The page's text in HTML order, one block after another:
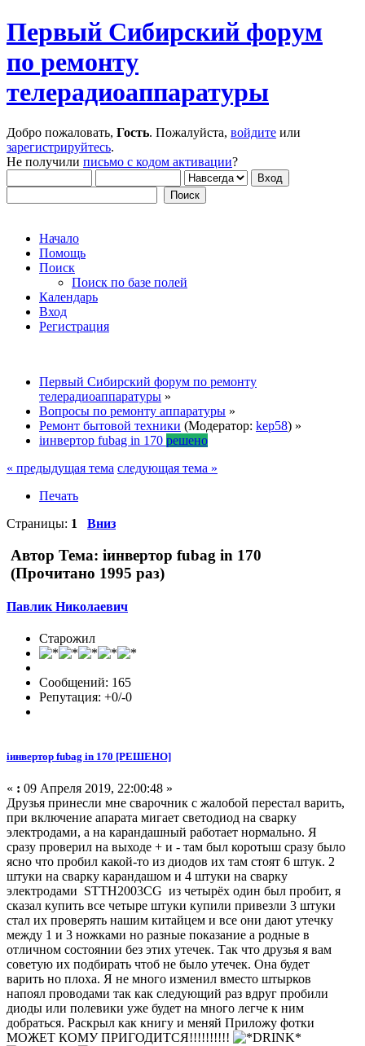
Первый Сибирский форум
по ремонту
телерадиоаппаратуры
Добро пожаловать, Гость. Пожалуйста, войдите или
зарегистрируйтесь.
Не получили письмо с кодом активации?
Начало
Помощь
Поиск
Поиск по базе полей
Календарь
Вход
Регистрация
Первый Сибирский форум по ремонту
телерадиоаппаратуры »
Вопросы по ремонту аппаратуры »
Ремонт бытовой техники (Модератор: kep58) »
iинвертор fubag in 170 решено
« предыдущая тема следующая тема »
Печать
Страницы: 1 Вниз
Автор Тема: iинвертор fubag in 170
(Прочитано 1995 раз)
Павлик Николаевич
Старожил
Сообщений: 165
Репутация: +0/-0
iинвертор fubag in 170 [РЕШЕНО]
« : 09 Апреля 2019, 22:00:48 »
Друзья принесли мне сварочник с жалобой перестал варить,
при включение апарата мигает светодиод на сварку
электродами, а на карандашный работает нормально. Я
сразу проверил на выходе + и - там был коротыш сразу было
ясно что пробил какой-то из диодов их там стоят 6 штук. 2
штуки на сварку карандашом и 4 штуки на сварку
электродами STTH2003CG из четырёх один был пробит, я
сказал купить все четыре штуки купили привезли 3 штуки
стал их проверять нашим китайцем и все они дают утечку
между 1 и 3 ножками но разные показание а родные в
отличном состоянии без этих утечек. Так что друзья я вам
советую их подбирать чтоб не было утечек. Она будет
варить но плоха. Я не много изменил вместо штырков
напоял проводами так как следующий раз вдруг пробили
диоды или полевики уже будет на много легче к ним
добраться. Раскрыл как книгу и меняй Приложу фотки
МОЖЕТ КОМУ ПРИГОДИТСЯ!!!!!!!!!!